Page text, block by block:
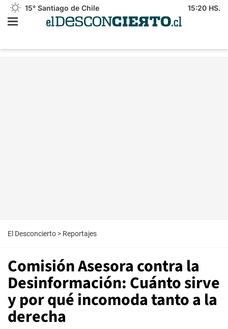
15° Santiago de Chile 15:20 HS.
El Desconcierto > Reportajes
Comisión Asesora contra la
Desinformación: Cuánto sirve
y por qué incomoda tanto a la
derecha